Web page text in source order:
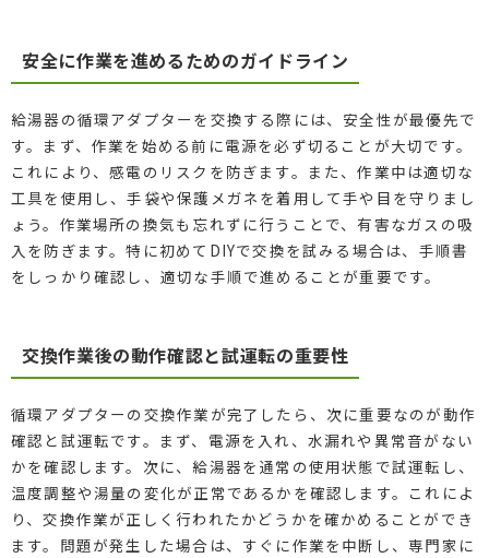
安全に作業を進めるためのガイドライン
給湯器の循環アダプターを交換する際には、安全性が最優先で
す。まず、作業を始める前に電源を必ず切ることが大切です。
これにより、感電のリスクを防ぎます。また、作業中は適切な
工具を使用し、手袋や保護メガネを着用して手や目を守りまし
ょう。作業場所の換気も忘れずに行うことで、有害なガスの吸
入を防ぎます。特に初めてDIYで交換を試みる場合は、手順書
をしっかり確認し、適切な手順で進めることが重要です。
交換作業後の動作確認と試運転の重要性
循環アダプターの交換作業が完了したら、次に重要なのが動作
確認と試運転です。まず、電源を入れ、水漏れや異常音がない
かを確認します。次に、給湯器を通常の使用状態で試運転し、
温度調整や湯量の変化が正常であるかを確認します。これによ
り、交換作業が正しく行われたかどうかを確かめることができ
ます。問題が発生した場合は、すぐに作業を中断し、専門家に